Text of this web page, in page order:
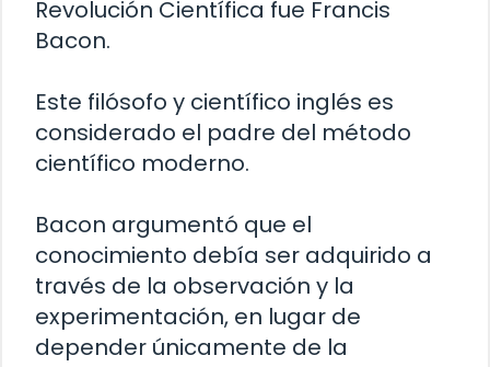
Revolución Científica fue Francis
Bacon.
Este filósofo y científico inglés es
considerado el padre del método
científico moderno.
Bacon argumentó que el
conocimiento debía ser adquirido a
través de la observación y la
experimentación, en lugar de
depender únicamente de la